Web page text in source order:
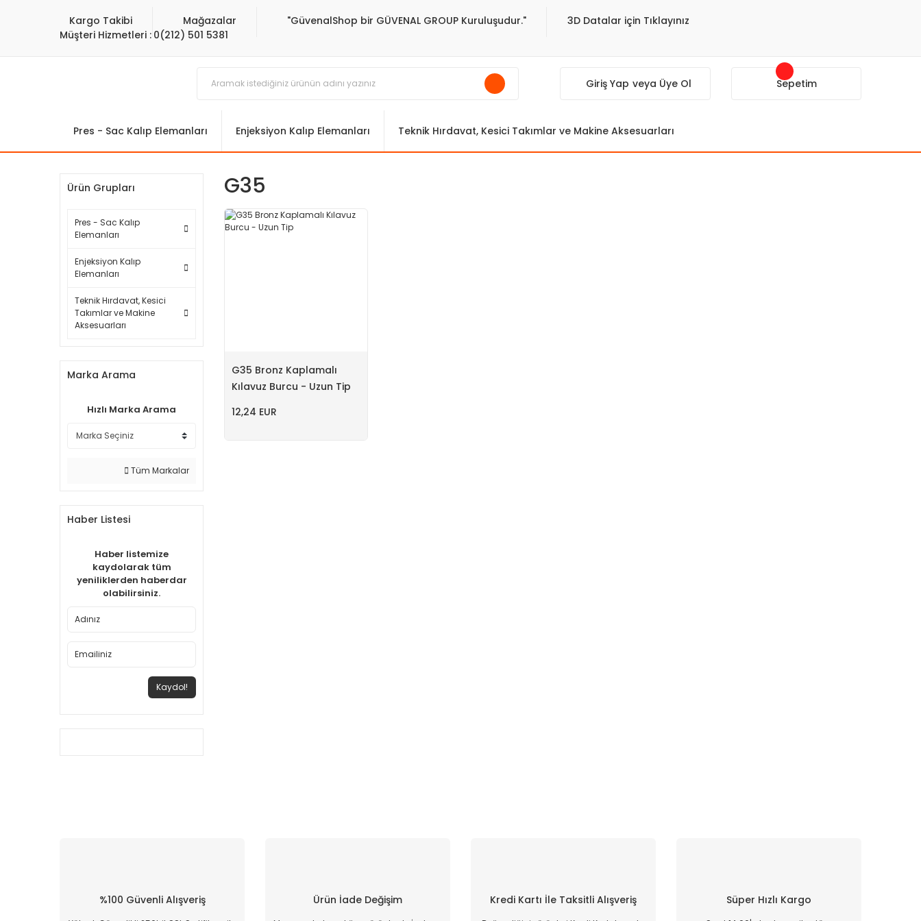
Kargo Takibi Mağazalar "GüvenalShop bir GÜVENAL GROUP Kuruluşudur."
3D Datalar için Tıklayınız
Müşteri Hizmetleri : 0(212) 501 5381
Giriş Yap veya Üye Ol Sepetim
Pres - Sac Kalıp Elemanları Enjeksiyon Kalıp Elemanları Teknik Hırdavat, Kesici Takımlar ve Makine Aksesuarları
Ürün Grupları
Pres - Sac Kalıp
Elemanları
Enjeksiyon Kalıp
Elemanları
Teknik Hırdavat, Kesici
Takımlar ve Makine
Aksesuarları
Marka Arama
Hızlı Marka Arama
Tüm Markalar
Haber Listesi
Haber listemize
kaydolarak tüm
yeniliklerden haberdar
olabilirsiniz.
Kaydol!
G35
G35 Bronz Kaplamalı
Kılavuz Burcu - Uzun Tip
12,24 EUR
%100 Güvenli Alışveriş Ürün İade Değişim Kredi Kartı İle Taksitli Alışveriş Süper Hızlı Kargo